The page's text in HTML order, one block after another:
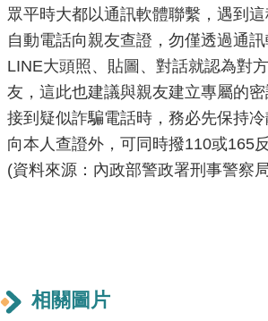
網
站
導
覽
回
首
頁
答
眾平時大都以通訊軟體聯繫，遇到
自動電話向親友查證，勿僅透過通訊
LINE大頭照、貼圖、對話就認為對
友，這此也建議與親友建立專屬的
接到疑似詐騙電話時，務必先保持
向本人查證外，可同時撥110或165
(資料來源：內政部警政署刑事警察
相關圖片